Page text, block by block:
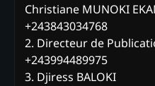
Christiane MUNOKI
+243843034768
2. Directeur de
+243994489975
3. Djiress BALOKI